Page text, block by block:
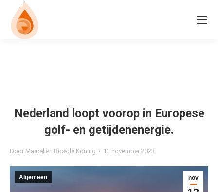
Nederland loopt voorop in Europese
golf- en getijdenenergie.
Door Marcelien Bos-de Koning 13 november 2023
nov
Algemeen